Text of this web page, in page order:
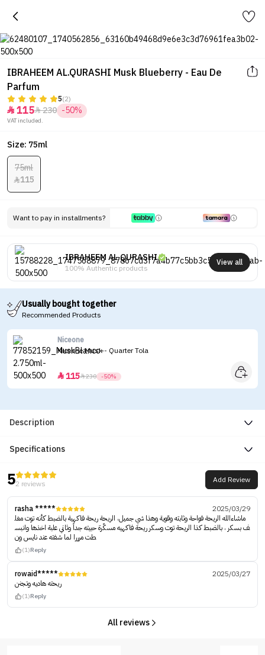
IBRAHEEM AL.QURASHI Musk Blueberry - Eau De
Parfum
5(2)
 115230 -50%
VAT included.
Size: 75ml
75ml
115
Want to pay in installments?
IBRAHEEM AL.QURASHI
100% Authentic products
View all
Usually bought together
Recommended Products
Niceone
Niceone Musk - Quarter Tola
115230 -50%
Description
Specifications
52 reviews Add Review
rasha *****
2025/03/29
ماشاءالله الريحة فواحة وثابته وقوية وهذا شي جميل، الريحة ريحة فاكهية بالضبط كأنه توت مغل
ف بسكر ، بالضبط كذا الريحة توت وسكر ريحة فاكهيه مسكّرة حبيته جداً وثاني علبة اخذها وانبس
طت مرررا لما شفته عند نايس ون
(1)Reply
rowaid*****
2025/03/27
ريحته هاديه وتجنن
(1)Reply
All reviews